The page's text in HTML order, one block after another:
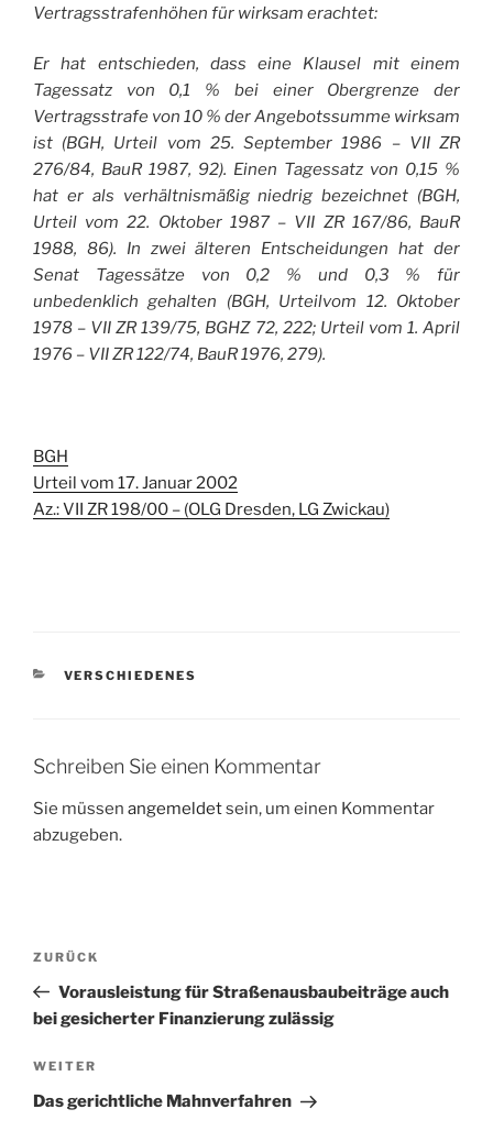
Vertragsstrafenhöhen für wirksam erachtet:
Er hat entschieden, dass eine Klausel mit einem
Tagessatz von 0,1 % bei einer Obergrenze der
Vertragsstrafe von 10 % der Angebotssumme wirksam
ist (BGH, Urteil vom 25. September 1986 – VII ZR
276/84, BauR 1987, 92). Einen Tagessatz von 0,15 %
hat er als verhältnismäßig niedrig bezeichnet (BGH,
Urteil vom 22. Oktober 1987 – VII ZR 167/86, BauR
1988, 86). In zwei älteren Entscheidungen hat der
Senat Tagessätze von 0,2 % und 0,3 % für
unbedenklich gehalten (BGH, Urteilvom 12. Oktober
1978 – VII ZR 139/75, BGHZ 72, 222; Urteil vom 1. April
1976 – VII ZR 122/74, BauR 1976, 279).
BGH
Urteil vom 17. Januar 2002
Az.: VII ZR 198/00 – (OLG Dresden, LG Zwickau)
KATEGORIEN
VERSCHIEDENES
Schreiben Sie einen Kommentar
Sie müssen angemeldetsein, um einen Kommentar
abzugeben.
Beitragsnavigation
Vorheriger
Beitrag
ZURÜCK
Vorausleistung für Straßenausbaubeiträge auch
bei gesicherter Finanzierung zulässig
Nächster
Beitrag
WEITER
Das gerichtliche Mahnverfahren